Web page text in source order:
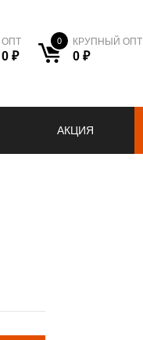
ОПТ
0 ₽
0 КРУПНЫЙ ОПТ
0 ₽
АКЦИЯ